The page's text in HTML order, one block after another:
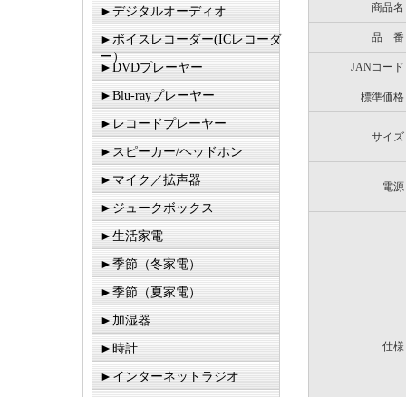
►デジタルオーディオ
►ボイスレコーダー(ICレコーダ
ー）
►DVDプレーヤー
►Blu-rayプレーヤー
►レコードプレーヤー
►スピーカー/ヘッドホン
►マイク／拡声器
►ジュークボックス
►生活家電
►季節（冬家電）
►季節（夏家電）
►加湿器
►時計
►インターネットラジオ
商品名
品 番
JANコード
標準価格
サイズ
電源
仕様